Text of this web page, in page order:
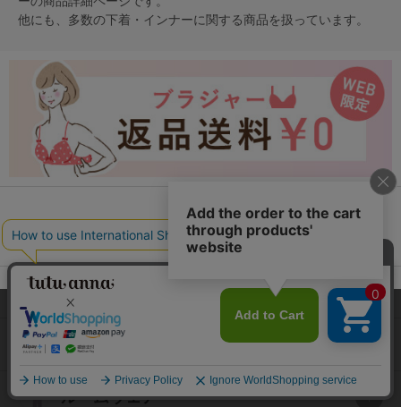
他にも、多数の下着・インナーに関する商品を扱っています。
カテゴリから探す
レッグウェア
下着・インナー
ルームウェア
本サイトでは、より快適にご利用いただけるようCookieを利用し
ています。詳細については
プライバシポリシー
をご確認くださ
い。
承諾する